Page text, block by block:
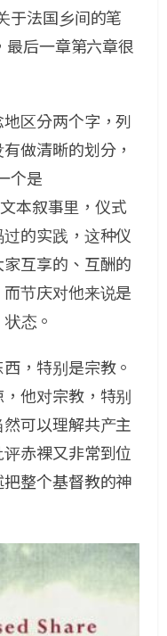
于法国乡间的笔
最后一章第六章很
区分两个字，列
做清晰的划分，
个是
本叙事里，仪式
的实践，这种仪
互享的、互酬的
节庆对他来说是
态。
，特别是宗教。
他对宗教，特别
可以理解共产主
赤裸又非常到位
整个基督教的神